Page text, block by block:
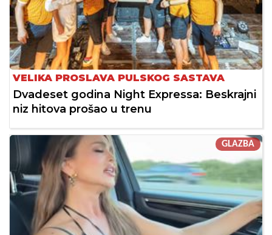
VELIKA PROSLAVA PULSKOG SASTAVA
Dvadeset godina Night Expressa: Beskrajni
niz hitova prošao u trenu
GLAZBA